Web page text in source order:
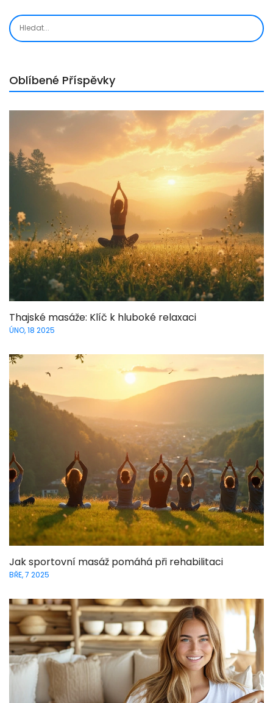
Oblíbené Příspěvky
Thajské masáže: Klíč k hluboké relaxaci
ÚNO, 18 2025
Jak sportovní masáž pomáhá při rehabilitaci
BŘE, 7 2025